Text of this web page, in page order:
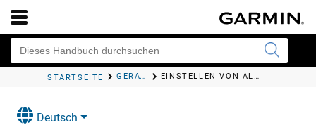
STARTSEITE GERÄTEKONFIGURATION EINSTELLEN VON ALARMEN
Deutsch